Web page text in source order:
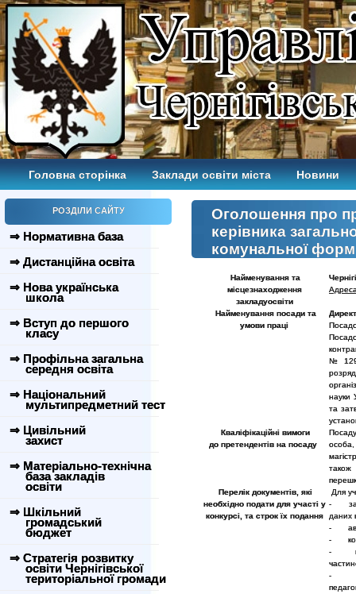
Головна сторінка Заклади освіти міста Новини
РОЗДІЛИ САЙТУ
⇒ Нормативна база
⇒ Дистанційна освіта
⇒ Нова українська
школа
⇒ Вступ до першого
класу
⇒ Профільна загальна
середня освіта
⇒ Національний
мультипредметний тест
⇒ Цивільний
захист
⇒ Матеріально-технічна
база закладів
освіти
⇒ Шкільний
громадський
бюджет
⇒ Стратегія розвитку
освіти Чернігівської
територіальної громади
Оголошення про
керівника
комунальної
Найменування та
місцезнаходження
закладуосвіти
Найменування посади та
умови праці
№
науки
та
Кваліфікаційні вимоги
до претендентів на посаду
також
Перелік документів, які
необхідно подати для участі у
конкурсі, та строк їх подання
Для
-
даних
-
-
-
-